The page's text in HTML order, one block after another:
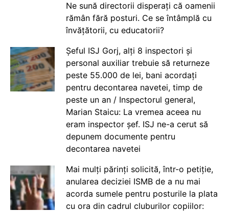
Ne sună directorii disperați că oamenii
rămân fără posturi. Ce se întâmplă cu
învățătorii, cu educatorii?
Șeful ISJ Gorj, alți 8 inspectori și
personal auxiliar trebuie să returneze
peste 55.000 de lei, bani acordați
pentru decontarea navetei, timp de
peste un an / Inspectorul general,
Marian Staicu: La vremea aceea nu
eram inspector șef. ISJ ne-a cerut să
depunem documente pentru
decontarea navetei
Mai mulți părinți solicită, într-o petiție,
anularea deciziei ISMB de a nu mai
acorda sumele pentru posturile la plata
cu ora din cadrul cluburilor copiilor: